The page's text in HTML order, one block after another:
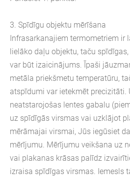
3. Spīdīgu objektu mērīšana
Infrasarkanajiem termometriem ir
lielāko daļu objektu, taču
var būt izaicinājums. Īpaši
metāla priekšmetu temperatūru,
atspīdumi var ietekmēt precizitāti.
neatstarojošas lentes gabalu
uz spīdīgās virsmas vai uzklājot
mērāmajai virsmai, Jūs iegūsiet
mērījumu. Mērījumu veikšana uz
vai plakanas krāsas palīdz
izraisa spīdīgas virsmas. Iemesls